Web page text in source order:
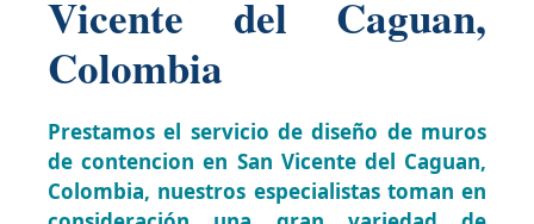
Vicente del Caguan,
Colombia
Prestamos el servicio de diseño de muros
de contencion en San Vicente del Caguan,
Colombia, nuestros especialistas toman en